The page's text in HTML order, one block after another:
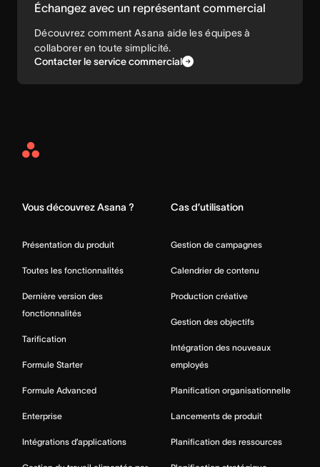
Échangez avec un représentant commercial
Découvrez comment Asana aide les équipes à
collaborer en toute simplicité.
Contacter le service commercial
Asana
Vous découvrez Asana ?
Présentation du produit
Toutes les fonctionnalités
Dernière version des
fonctionnalités
Tarification
Formule Starter
Formule Advanced
Enterprise
Intégrations d’applications
Cas d’utilisation
Gestion de campagnes
Calendrier de contenu
Production créative
Gestion des objectifs
Intégration des nouveaux
employés
Planification organisationnelle
Lancements de produit
Planification des ressources